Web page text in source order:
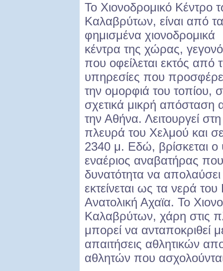
Το Χιονοδρομικό Κέντρο
Καλαβρύτων, είναι από
φημισμένα χιονοδρομικά
κέντρα της χώρας,
που οφείλεται εκτός από
υπηρεσίες που
την ομορφιά του τοπίου,
σχετικά μικρή απόσταση
την Αθήνα. Λειτουργεί
πλευρά του Χελμού και
2340 μ. Εδώ, βρίσκεται
εναέριος αναβατήρας
δυνατότητα να
εκτείνεται ως τα νερά
Ανατολική Αχαϊα. Το
Καλαβρύτων, χάρη στις
μπορεί να ανταποκριθεί
απαιτήσεις αθλητικών
αθλητών που